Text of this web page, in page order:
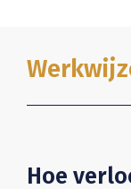
Hoe